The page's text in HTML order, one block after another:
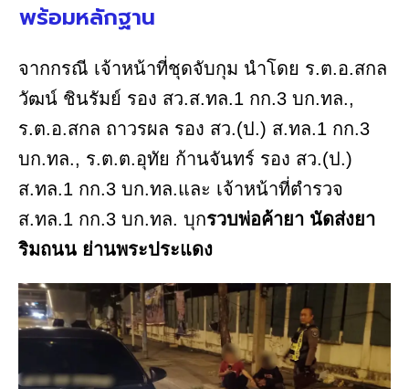
พร้อมหลักฐาน
จากกรณี เจ้าหน้าที่ชุดจับกุม นำโดย ร.ต.อ.สกล
วัฒน์ ชินรัมย์ รอง สว.ส.ทล.1 กก.3 บก.ทล.,
ร.ต.อ.สกล ถาวรผล รอง สว.(ป.) ส.ทล.1 กก.3
บก.ทล., ร.ต.ต.อุทัย ก้านจันทร์ รอง สว.(ป.)
ส.ทล.1 กก.3 บก.ทล.และ เจ้าหน้าที่ตำรวจ
ส.ทล.1 กก.3 บก.ทล. บุกรวบพ่อค้ายา นัดส่งยา
ริมถนน ย่านพระประแดง